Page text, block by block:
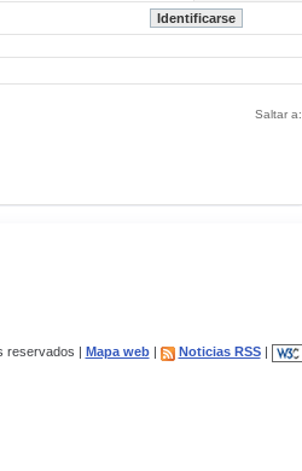
Saltar a:
reservados | Mapa web| Noticias RSS|